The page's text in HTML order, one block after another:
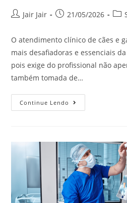
Jair Jair 21/05/2026
O atendimento clínico de cães e
mais desafiadoras e essenciais
pois exige do profissional não
também tomada de…
Continue Lendo